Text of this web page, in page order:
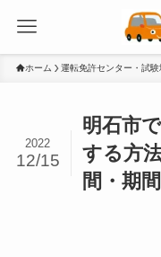
ホーム 運転免許センター・試
明石市
する方
間・期間
2022
12/15